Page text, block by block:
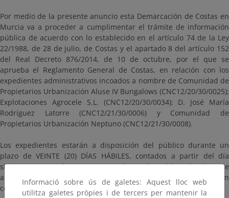
Por medio de la presente anuncio esta Demarcación de Costas en
Murcia va a proceder a cumplimentar el trámite de información
pública de acuerdo con lo establecido en el artículo 74 de la Ley
22/1988, de 28 de julio, de Costas y el apartado 8 del artículo 152
del Real Decreto 876/2014, de 10 de octubre, por el que se
aprueba el Reglamento General de Costas, en relación con los
expedientes administrativos incoados a nombre de Comunidad de
Propietarios Urbanización Aluse IV Bungalows (CNC12/20/30/0025);
Explotaciones Agrocele S.L. (CNC12/20/30/0034); D. José María
Rodríguez Latorre (CNC12/21/30/0006) y Comunidad de
Propietarios Urbanización Neptuno (CNC12/21/30/0008).
Los expedientes estarán a disposición del público durante un
plazo de VEINTE (20) DÍAS HÁBILES, contados a partir del día
siguiente a aquel en que tenga lugar la publicación de este
anuncio en el Boletín Oficial del Estado, dentro del cual se pueden
consultar y presentar las alegaciones y observaciones oportunas.
Informació sobre ús de galetes: Aquest lloc web
utilitza galetes pròpies i de tercers per mantenir la